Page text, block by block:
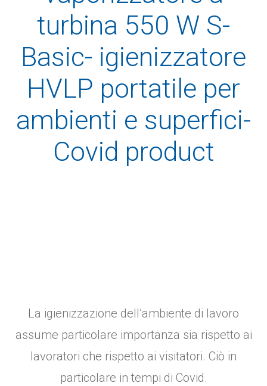
turbina 550 W S-
Basic- igienizzatore
HVLP portatile per
ambienti e superfici-
Covid product
La igienizzazione dell’ambiente di lavoro
assume particolare importanza sia rispetto ai
lavoratori che rispetto ai visitatori. Ciò in
particolare in tempi di Covid.